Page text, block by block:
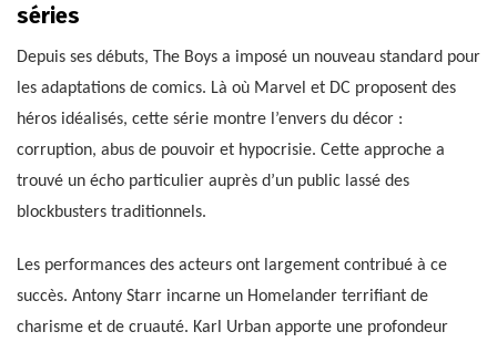
séries
Depuis ses débuts, The Boys a imposé un nouveau standard pour
les adaptations de comics. Là où Marvel et DC proposent des
héros idéalisés, cette série montre l’envers du décor :
corruption, abus de pouvoir et hypocrisie. Cette approche a
trouvé un écho particulier auprès d’un public lassé des
blockbusters traditionnels.
Les performances des acteurs ont largement contribué à ce
succès. Antony Starr incarne un Homelander terrifiant de
charisme et de cruauté. Karl Urban apporte une profondeur